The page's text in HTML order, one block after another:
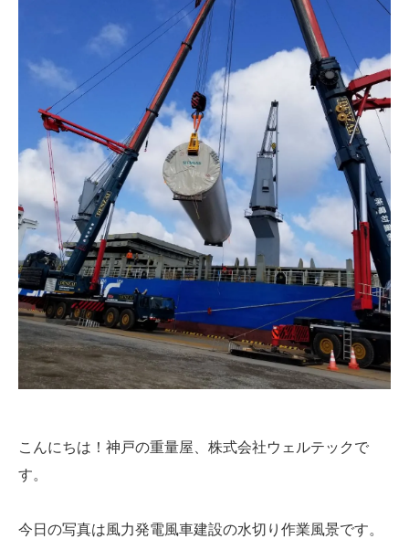
こんにちは！神戸の重量屋、株式会社ウェルテックで
す。
今日の写真は風力発電風車建設の水切り作業風景です。